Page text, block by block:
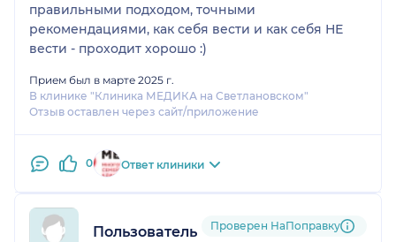
правильными подходом, точными
рекомендациями, как себя вести и как себя НЕ
вести - проходит хорошо :)
Прием был в марте 2025 г.
В клинике "Клиника МЕДИКА на Светлановском"
Отзыв оставлен через сайт/приложение
0 Ответ клиники
Пользователь НаПоправку
Проверен НаПоправку